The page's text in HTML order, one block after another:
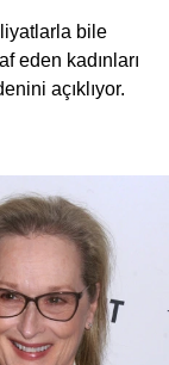
bile
eden kadınları
açıklıyor.